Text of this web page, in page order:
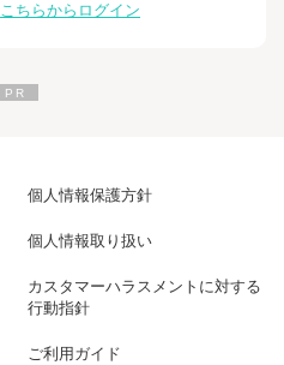
こちらからログイン
個人情報保護方針
個人情報取り扱い
カスタマーハラスメントに対する
行動指針
ご利用ガイド